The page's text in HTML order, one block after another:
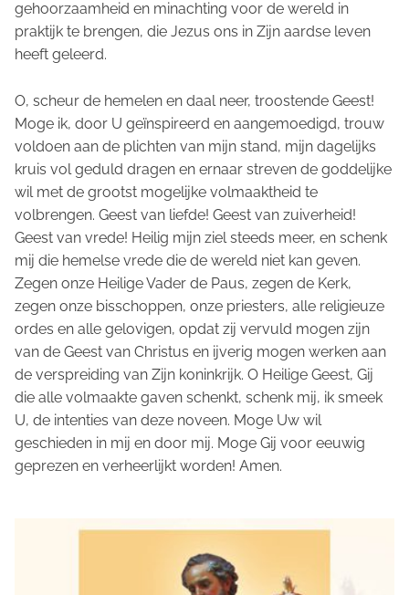
gehoorzaamheid en minachting voor de wereld in
praktijk te brengen, die Jezus ons in Zijn aardse leven
heeft geleerd.
O, scheur de hemelen en daal neer, troostende Geest!
Moge ik, door U geïnspireerd en aangemoedigd, trouw
voldoen aan de plichten van mijn stand, mijn dagelijks
kruis vol geduld dragen en ernaar streven de goddelijke
wil met de grootst mogelijke volmaaktheid te
volbrengen. Geest van liefde! Geest van zuiverheid!
Geest van vrede! Heilig mijn ziel steeds meer, en schenk
mij die hemelse vrede die de wereld niet kan geven.
Zegen onze Heilige Vader de Paus, zegen de Kerk,
zegen onze bisschoppen, onze priesters, alle religieuze
ordes en alle gelovigen, opdat zij vervuld mogen zijn
van de Geest van Christus en ijverig mogen werken aan
de verspreiding van Zijn koninkrijk. O Heilige Geest, Gij
die alle volmaakte gaven schenkt, schenk mij, ik smeek
U, de intenties van deze noveen. Moge Uw wil
geschieden in mij en door mij. Moge Gij voor eeuwig
geprezen en verheerlijkt worden! Amen.